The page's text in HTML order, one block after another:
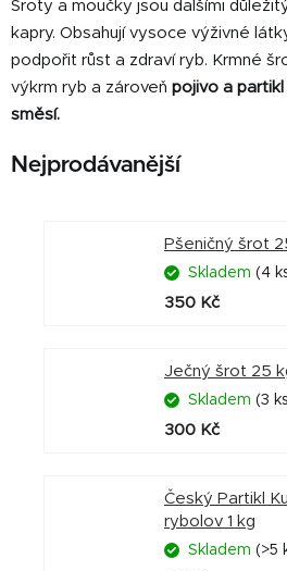
Šroty a moučky jsou dalšími
kapry. Obsahují vysoce výživné
podpořit růst a zdraví ryb. Krmné
výkrm ryb a zároveň pojivo a
směsí.
Nejprodávanější
Pšeničný šrot
Skladem (4
350 Kč
Ječný šrot 25
Skladem (3
300 Kč
Český Partikl
rybolov 1 kg
Skladem (>5